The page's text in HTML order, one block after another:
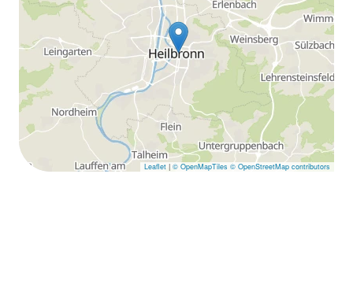
Leaflet | © OpenMapTiles © OpenStreetMap contributors